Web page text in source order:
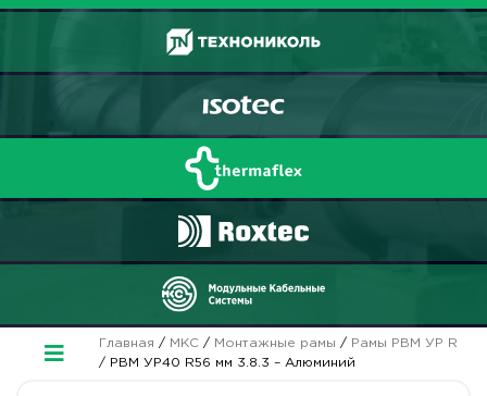
Главная / МКС/ Монтажные рамы / Рамы РВМ УР R
/ РВМ УР40 R56 мм 3.8.3 – Алюминий